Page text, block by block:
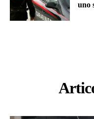
uno